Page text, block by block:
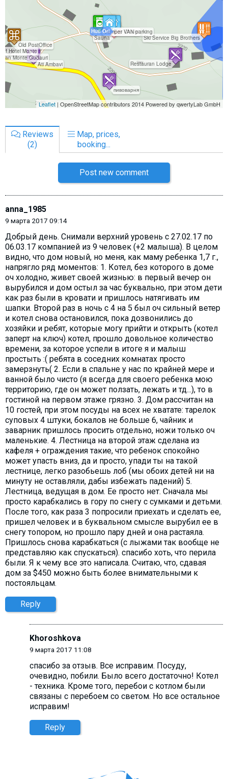
Reviews
(2)
Map, prices,
booking...
Post new comment
anna_1985
9 марта 2017 09:14
Добрый день. Снимали верхний уровень с 27.02.17 по
06.03.17 компанией из 9 человек (+2 малыша). В целом
видно, что дом новый, но меня, как маму ребенка 1,7 г.,
напрягло ряд моментов: 1. Котел, без которого в доме
оч холодно, живет своей жизнью: в первый вечер он
вырубился и дом остыл за час буквально, при этом дети
как раз были в кровати и пришлось натягивать им
шапки. Второй раз в ночь с 4 на 5 был оч сильный ветер
и котел снова остановился, пока дозвонились до
хозяйки и ребят, которые могу прийти и открыть (котел
заперт на ключ) котел, прошло довольное количество
времени, за которое успели в итоге я и малыш
простыть :( ребята в соседних комнатах просто
замерзнуть( 2. Если в спальне у нас по крайней мере и
ванной было чисто (я всегда для своего ребенка мою
территорию, где он может ползать, лежать и тд...), то в
гостиной на первом этаже грязно. 3. Дом рассчитан на
10 гостей, при этом посуды на всех не хватате: тарелок
суповых 4 штуки, бокалов не больше 6, чайник и
заварник пришлось просить отдельно, ножи только оч
маленькие. 4. Лестница на второй этаж сделана из
кафеля + ограждения такие, что ребенок спокойно
может упасть вниз, да и просто, упади ты на такой
лестнице, легко разобьешь лоб (мы обоих детей ни на
минуту не оставляли, дабы избежать падений) 5.
Лестница, ведущая в дом. Ее просто нет. Сначала мы
просто карабкались в гору по снегу с сумками и детьми.
После того, как раза 3 попросили приехать и сделать ее,
пришел человек и в буквальном смысле вырубил ее в
снегу топором, но прошло пару дней и она растаяла.
Пришлось снова карабкаться (с лыжами так вообще не
представляю как спускаться). спасибо хоть, что перила
были. Я к чему все это написала. Считаю, что, сдавая
дом за $450 можно быть более внимательными к
постояльцам.
Reply
Khoroshkova
9 марта 2017 11:08
спасибо за отзыв. Все исправим. Посуду,
очевидно, побили. Было всего достаточно! Котел
- техника. Кроме того, перебои с котлом были
связаны с перебоем со светом. Но все остальное
исправим!
Reply